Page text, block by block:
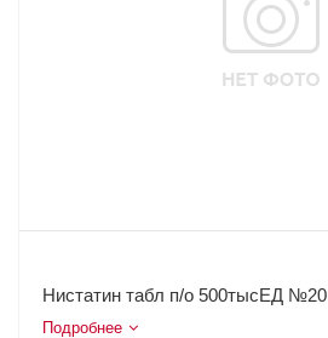
Нистатин табл п/о 500тысЕД №20
Подробнее